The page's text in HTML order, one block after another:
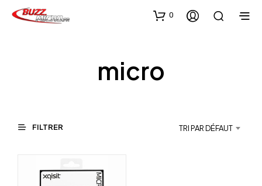
0
micro
FILTRER TRI PAR DÉFAUT